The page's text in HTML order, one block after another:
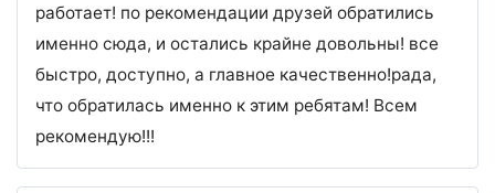
работает! по рекомендации друзей обратились
именно сюда, и остались крайне довольны! все
быстро, доступно, а главное качественно!рада,
что обратилась именно к этим ребятам! Всем
рекомендую!!!